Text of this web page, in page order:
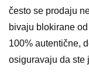
često se prodaju
bivaju blokirane
100% autentične,
osiguravaju da ste